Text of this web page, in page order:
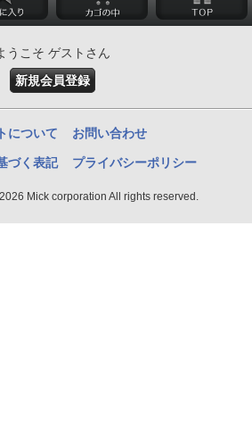
うこそ ゲストさん
新規会員登録
について お問い合わせ
づく表記 プライバシーポリシー
Mick corporation All rights reserved.